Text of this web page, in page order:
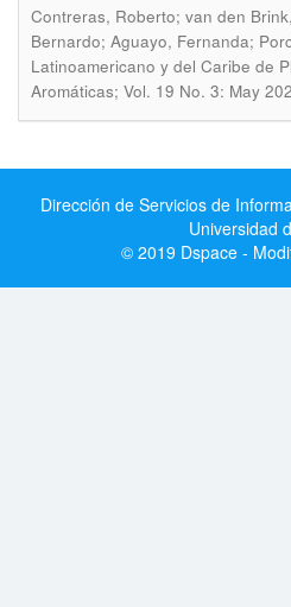
Contreras, Roberto; van den
Bernardo; Aguayo, Fernanda;
Latinoamericano y del Caribe de
Aromáticas; Vol. 19 No. 3: May
Dirección de Servicios de
Universidad
© 2019 Dspace -